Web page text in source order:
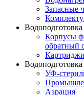
Запасные
Корпусы
обратный
УФ-
Аэрация